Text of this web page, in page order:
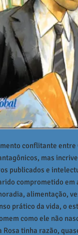
conflitante entre
mas
publicados e
comprometido em
alimentação,
prático da vida, o
como ele não
tinha razão,